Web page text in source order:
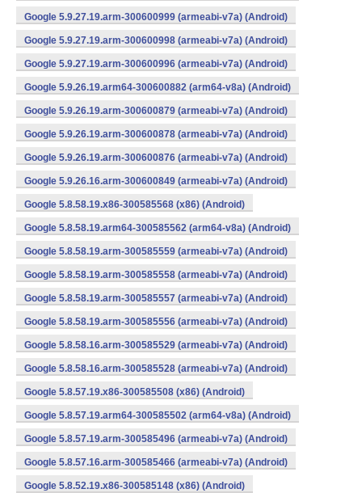
Google 5.9.27.19.arm-300600999 (armeabi-v7a) (Android)
Google 5.9.27.19.arm-300600998 (armeabi-v7a) (Android)
Google 5.9.27.19.arm-300600996 (armeabi-v7a) (Android)
Google 5.9.26.19.arm64-300600882 (arm64-v8a) (Android)
Google 5.9.26.19.arm-300600879 (armeabi-v7a) (Android)
Google 5.9.26.19.arm-300600878 (armeabi-v7a) (Android)
Google 5.9.26.19.arm-300600876 (armeabi-v7a) (Android)
Google 5.9.26.16.arm-300600849 (armeabi-v7a) (Android)
Google 5.8.58.19.x86-300585568 (x86) (Android)
Google 5.8.58.19.arm64-300585562 (arm64-v8a) (Android)
Google 5.8.58.19.arm-300585559 (armeabi-v7a) (Android)
Google 5.8.58.19.arm-300585558 (armeabi-v7a) (Android)
Google 5.8.58.19.arm-300585557 (armeabi-v7a) (Android)
Google 5.8.58.19.arm-300585556 (armeabi-v7a) (Android)
Google 5.8.58.16.arm-300585529 (armeabi-v7a) (Android)
Google 5.8.58.16.arm-300585528 (armeabi-v7a) (Android)
Google 5.8.57.19.x86-300585508 (x86) (Android)
Google 5.8.57.19.arm64-300585502 (arm64-v8a) (Android)
Google 5.8.57.19.arm-300585496 (armeabi-v7a) (Android)
Google 5.8.57.16.arm-300585466 (armeabi-v7a) (Android)
Google 5.8.52.19.x86-300585148 (x86) (Android)